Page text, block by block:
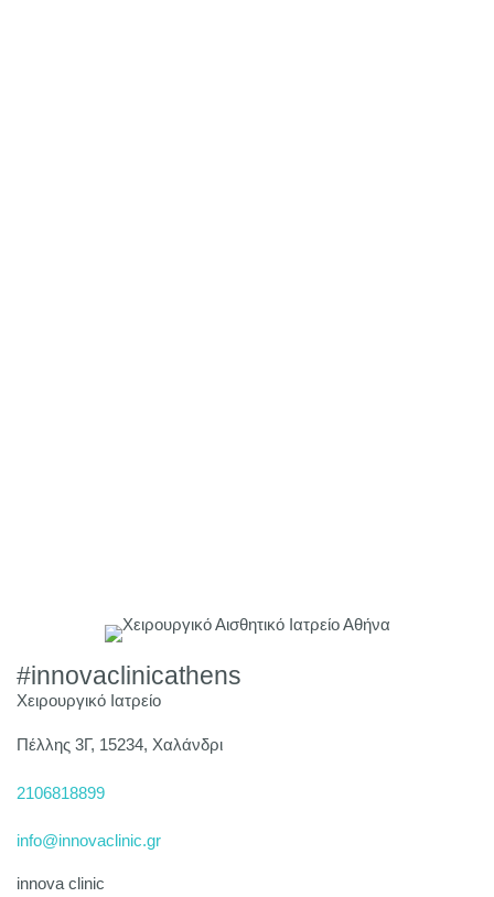
#innovaclinicathens
Χειρουργικό Ιατρείο
Πέλλης 3Γ, 15234, Χαλάνδρι
2106818899
info@innovaclinic.gr
innova clinic